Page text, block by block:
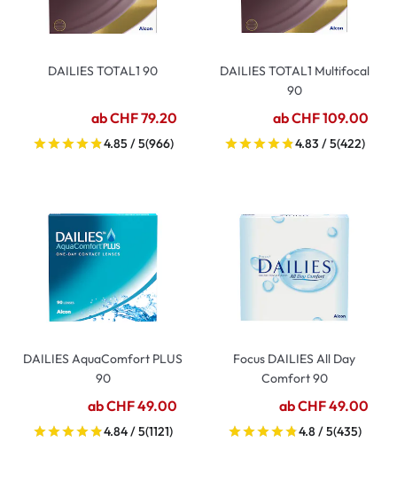
DAILIES TOTAL1 90
ab CHF 79.20
4.85 / 5(966)
DAILIES TOTAL1 Multifocal
90
ab CHF 109.00
4.83 / 5(422)
DAILIES AquaComfort PLUS
90
ab CHF 49.00
4.84 / 5(1121)
Focus DAILIES All Day
Comfort 90
ab CHF 49.00
4.8 / 5(435)